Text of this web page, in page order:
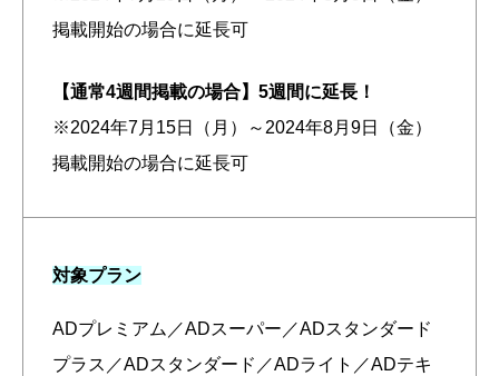
掲載開始の場合に延長可
【通常4週間掲載の場合】 5週間に延長！
※2024年7月15日（月）～2024年8月9日（金）
掲載開始の場合に延長可
対象プラン
ADプレミアム／ADスーパー／ADスタンダード
プラス／ADスタンダード／ADライト／ADテキ